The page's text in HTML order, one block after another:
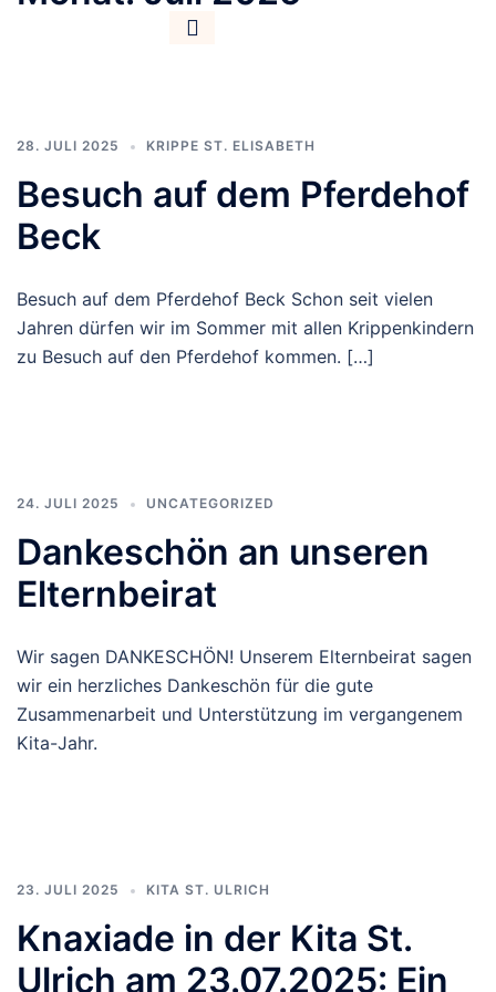
28. JULI 2025 KRIPPE ST. ELISABETH
Besuch auf dem Pferdehof
Beck
Besuch auf dem Pferdehof Beck Schon seit vielen
Jahren dürfen wir im Sommer mit allen Krippenkindern
zu Besuch auf den Pferdehof kommen. […]
24. JULI 2025 UNCATEGORIZED
Dankeschön an unseren
Elternbeirat
Wir sagen DANKESCHÖN! Unserem Elternbeirat sagen
wir ein herzliches Dankeschön für die gute
Zusammenarbeit und Unterstützung im vergangenem
Kita-Jahr.
23. JULI 2025 KITA ST. ULRICH
Knaxiade in der Kita St.
Ulrich am 23.07.2025: Ein